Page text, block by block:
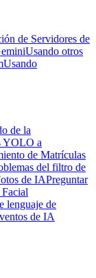
de Servidores de
Usando otros
Usando
de la
YOLO a
de Matrículas
del filtro de
de IAPreguntar
lenguaje de
de IA